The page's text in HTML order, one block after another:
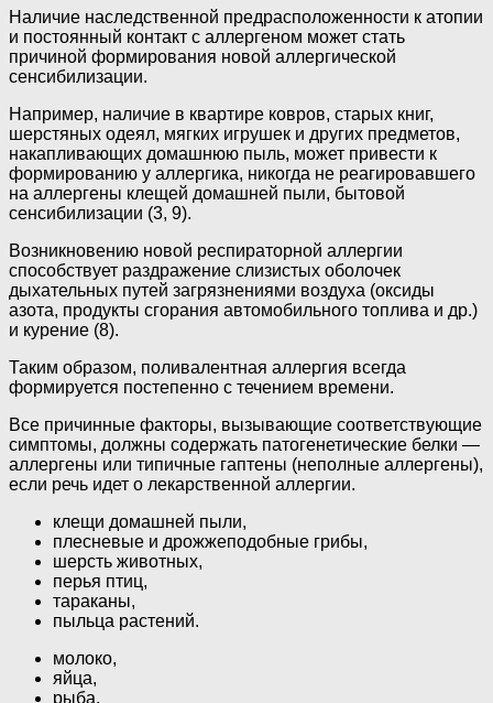
Наличие наследственной предрасположенности к атопии
и постоянный контакт с аллергеном может стать
причиной формирования новой аллергической
сенсибилизации.
Например, наличие в квартире ковров, старых книг,
шерстяных одеял, мягких игрушек и других предметов,
накапливающих домашнюю пыль, может привести к
формированию у аллергика, никогда не реагировавшего
на аллергены клещей домашней пыли, бытовой
сенсибилизации (3, 9).
Возникновению новой респираторной аллергии
способствует раздражение слизистых оболочек
дыхательных путей загрязнениями воздуха (оксиды
азота, продукты сгорания автомобильного топлива и др.)
и курение (8).
Таким образом, поливалентная аллергия всегда
формируется постепенно с течением времени.
Все причинные факторы, вызывающие соответствующие
симптомы, должны содержать патогенетические белки —
аллергены или типичные гаптены (неполные аллергены),
если речь идет о лекарственной аллергии.
клещи домашней пыли,
плесневые и дрожжеподобные грибы,
шерсть животных,
перья птиц,
тараканы,
пыльца растений.
молоко,
яйца,
рыба,